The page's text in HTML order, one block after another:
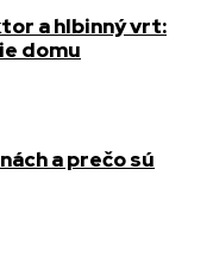
a hlbinný vrt:
domu
a prečo sú